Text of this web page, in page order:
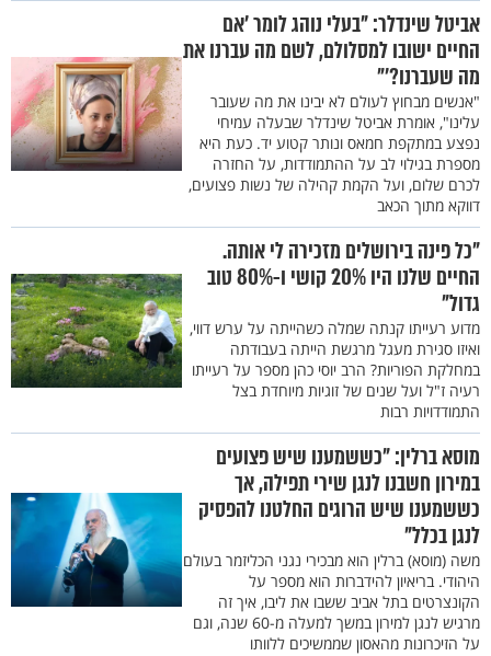
אביטל שינדלר: "בעלי נוהג לומר 'אם
החיים ישובו למסלולם, לשם מה עברנו את
מה שעברנו?'"
"אנשים מבחוץ לעולם לא יבינו את מה שעובר
עלינו", אומרת אביטל שינדלר שבעלה עמיחי
נפצע במתקפת חמאס ונותר קטוע יד. כעת היא
מספרת בגילוי לב על ההתמודדות, על החזרה
לכרם שלום, ועל הקמת קהילה של נשות פצועים,
דווקא מתוך הכאב
"כל פינה בירושלים מזכירה לי אותה.
החיים שלנו היו 20% קושי ו-80% טוב
גדול"
מדוע רעייתו קנתה שמלה כשהייתה על ערש דווי,
ואיזו סגירת מעגל מרגשת הייתה בעבודתה
במחלקת הפוריות? הרב יוסי כהן מספר על רעייתו
רעיה ז"ל ועל שנים של זוגיות מיוחדת בצל
התמודדויות רבות
מוסא ברלין: "כששמענו שיש פצועים
במירון חשבנו לנגן שירי תפילה, אך
כששמענו שיש הרוגים החלטנו להפסיק
לנגן בכלל"
משה (מוסא) ברלין הוא מבכירי נגני הכליזמר בעולם
היהודי. בריאיון להידברות הוא מספר על
הקונצרטים בתל אביב ששבו את ליבו, איך זה
מרגיש לנגן למירון במשך למעלה מ-60 שנה, וגם
על הזיכרונות מהאסון שממשיכים ללוותו